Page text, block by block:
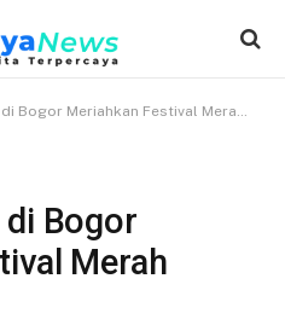
Bogor Meriahkan Festival Merah Putih
di Bogor
Merah